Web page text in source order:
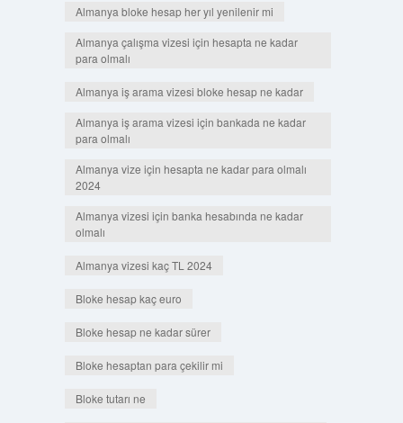
Almanya bloke hesap her yıl yenilenir mi
Almanya çalışma vizesi için hesapta ne kadar
para olmalı
Almanya iş arama vizesi bloke hesap ne kadar
Almanya iş arama vizesi için bankada ne kadar
para olmalı
Almanya vize için hesapta ne kadar para olmalı
2024
Almanya vizesi için banka hesabında ne kadar
olmalı
Almanya vizesi kaç TL 2024
Bloke hesap kaç euro
Bloke hesap ne kadar sürer
Bloke hesaptan para çekilir mi
Bloke tutarı ne